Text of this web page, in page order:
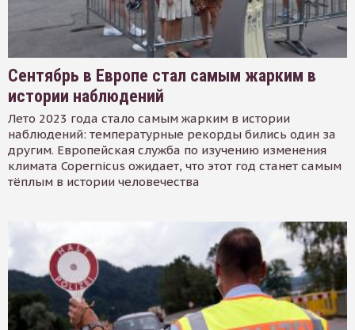
Сентябрь в Европе стал самым жарким в
истории наблюдений
Лето 2023 года стало самым жарким в истории
наблюдений: температурные рекорды бились один за
другим. Европейская служба по изучению изменения
климата Copernicus ожидает, что этот год станет самым
тёплым в истории человечества